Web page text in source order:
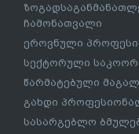
ჩამონათვალი
ეროვნული
სექტორული
წარმატებული
გახდი
სასარგებლო